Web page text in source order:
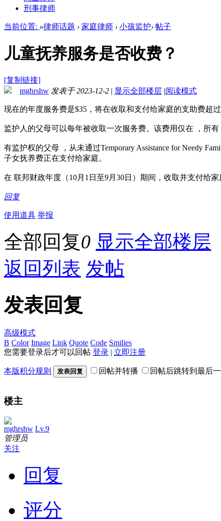
刑事律师
当前位置: »律师话题 › 家庭律师 › 小孩监护› 帖子
儿童抚养服务是否收费？
[复制链接]
mghrshw 发表于 2023-12-2 | 显示全部楼层 |阅读模式
现在的年度服务费是$35，将在收取和支付给家庭的支助费超
监护人的父母可以每年被收取一次服务费。该费用仅在 ，所
有监护权的父母 ，从未通过Temporary Assistance for Needy
子女抚养费正在支付给家庭。
在 联邦财政年度（10月1日至9月30日）期间，收取并支付给
回复
使用道具 举报
全部回复0 显示全部楼层
返回列表 发帖
发表回复
高级模式
B Color Image Link Quote Code Smilies
您需要登录后才可以回帖 登录 | 立即注册
本版积分规则 发表回复 回帖并转播 回帖后跳转到最后
楼主
mghrshw Lv.9
管理员
关注
回复
评分